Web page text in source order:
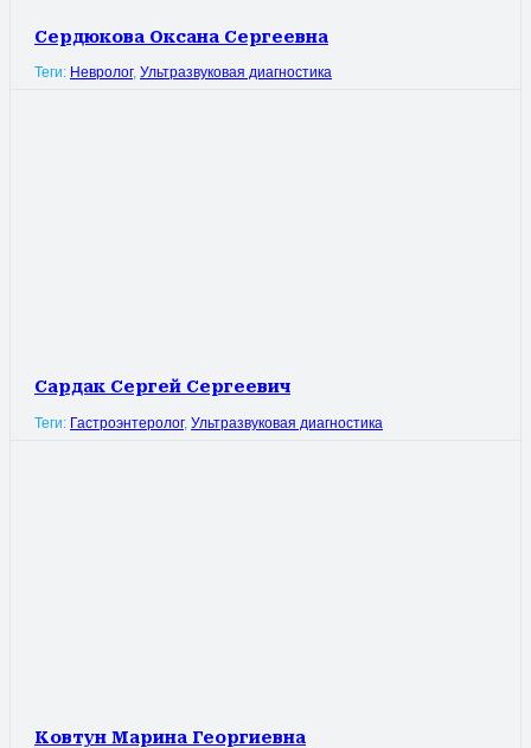
Сердюкова Оксана Сергеевна
Теги: Невролог, Ультразвуковая диагностика
Сардак Сергей Сергеевич
Теги: Гастроэнтеролог, Ультразвуковая диагностика
Ковтун Марина Георгиевна